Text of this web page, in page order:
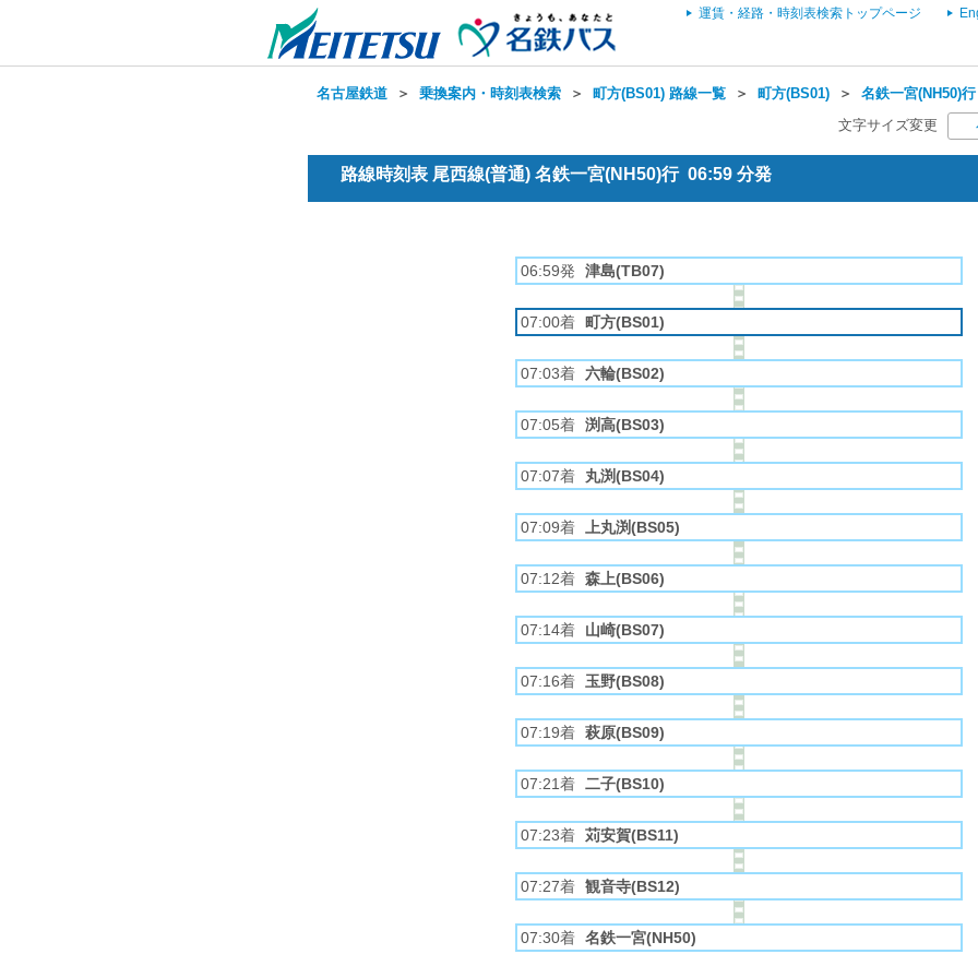
運賃・経路・時刻表検索トップページ
名古屋鉄道 ＞ 乗換案内・時刻表検索 ＞ 町方(BS01) 路線一覧 ＞ 町方(BS01) ＞ 名鉄一宮(NH50)
文字サイズ変更
路線時刻表 尾西線(普通) 名鉄一宮(NH50)行 06:59 分発
06:59発 津島(TB07)
07:00着 町方(BS01)
07:03着 六輪(BS02)
07:05着 渕高(BS03)
07:07着 丸渕(BS04)
07:09着 上丸渕(BS05)
07:12着 森上(BS06)
07:14着 山崎(BS07)
07:16着 玉野(BS08)
07:19着 萩原(BS09)
07:21着 二子(BS10)
07:23着 苅安賀(BS11)
07:27着 観音寺(BS12)
07:30着 名鉄一宮(NH50)